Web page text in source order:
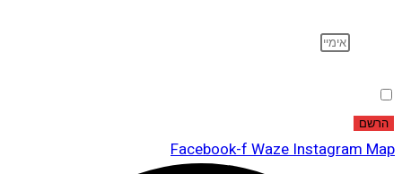
הרשם
Facebook-f Waze Instagram Map